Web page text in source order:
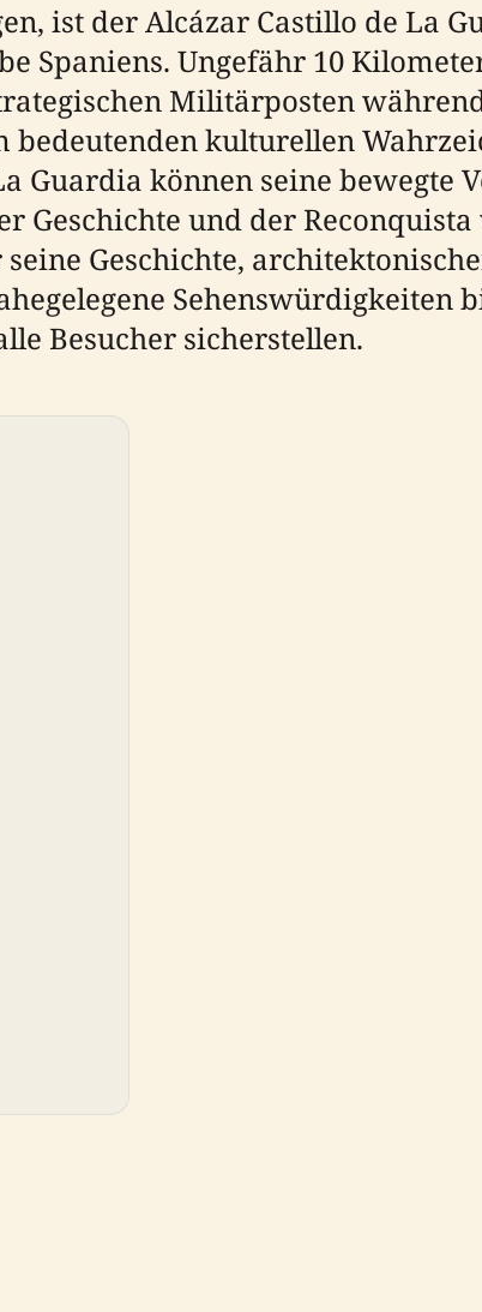
ist der Alcázar Castillo de La
Spaniens. Ungefähr 10
Militärposten
kulturellen
Guardia können seine bewegte
Geschichte und der
Geschichte,
Sehenswürdigkeiten
Besucher sicherstellen.